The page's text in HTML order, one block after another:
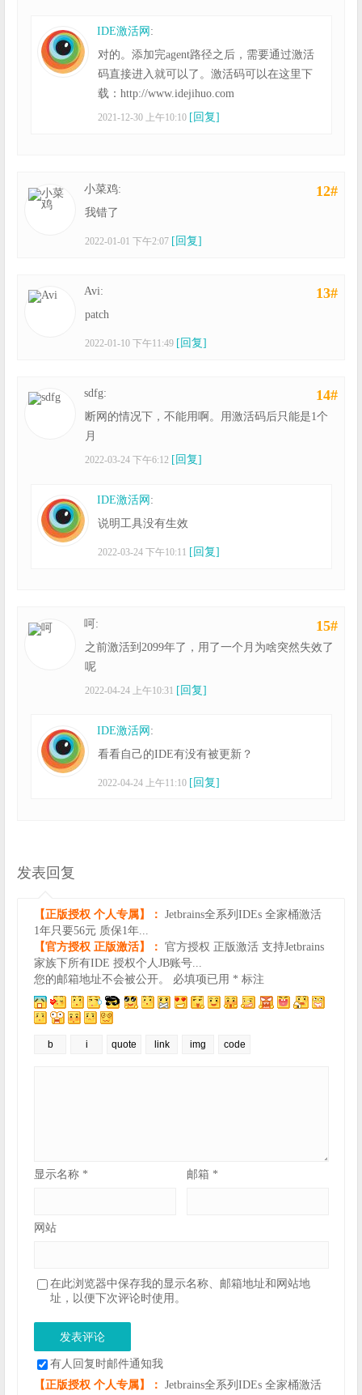
IDE激活网 :
对的。添加完agent路径之后，需要通过激活
码直接进入就可以了。激活码可以在这里下
载：http://www.idejihuo.com
2021-12-30 上午10:10 [回复]
12#
小菜鸡:
我错了
2022-01-01 下午2:07 [回复]
13#
Avi:
patch
2022-01-10 下午11:49 [回复]
14#
sdfg:
断网的情况下，不能用啊。用激活码后只能是1个
月
2022-03-24 下午6:12 [回复]
IDE激活网 :
说明工具没有生效
2022-03-24 下午10:11 [回复]
15#
呵:
之前激活到2099年了，用了一个月为啥突然失效了
呢
2022-04-24 上午10:31 [回复]
IDE激活网 :
看看自己的IDE有没有被更新？
2022-04-24 上午11:10 [回复]
发表回复
【正版授权 个人专属】： Jetbrains全系列IDEs 全家桶激活
1年只要56元 质保1年...
【官方授权 正版激活】： 官方授权 正版激活 支持Jetbrains
家族下所有IDE 授权个人JB账号...
您的邮箱地址不会被公开。
必填项已用 * 标注
显示名称 * 邮箱 *
网站
在此浏览器中保存我的显示名称、邮箱地址和网站地
址，以便下次评论时使用。
有人回复时邮件通知我
【正版授权 个人专属】： Jetbrains全系列IDEs 全家桶激活